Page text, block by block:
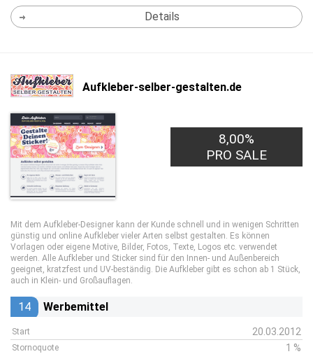
Details
Aufkleber-selber-gestalten.de
8,00%
PRO SALE
Mit dem Aufkleber-Designer kann der Kunde schnell und in wenigen Schritten
günstig und online Aufkleber vieler Arten selbst gestalten. Es können
Vorlagen oder eigene Motive, Bilder, Fotos, Texte, Logos etc. verwendet
werden. Alle Aufkleber und Sticker sind für den Innen- und Außenbereich
geeignet, kratzfest und UV-beständig. Die Aufkleber gibt es schon ab 1 Stück,
auch in Klein- und Großauflagen.
14 Werbemittel
Start 20.03.2012
Stornoquote 1 %